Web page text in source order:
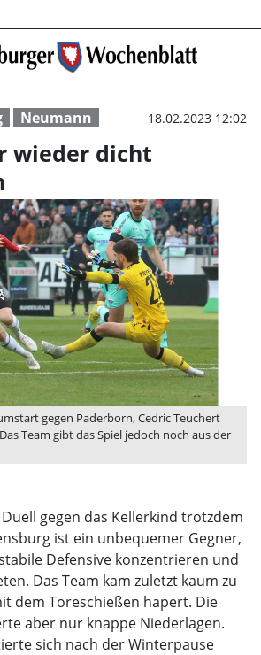
Die Abwehr
Neumann 18.02.2023 12:02
wieder dicht
gegen Paderborn, Cedric Teuchert
Team gibt das Spiel jedoch noch aus der
gegen das Kellerkind trotzdem
ist ein unbequemer Gegner,
Defensive konzentrieren und
Das Team kam zuletzt kaum zu
dem Toreschießen hapert. Die
aber nur knappe Niederlagen.
sich nach der Winterpause